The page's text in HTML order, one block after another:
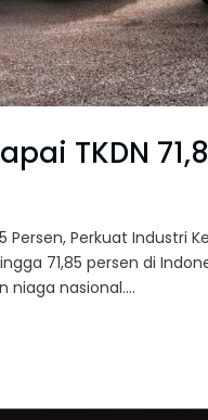
TKDN
Persen, Perkuat
71,85 persen di
niaga nasional....